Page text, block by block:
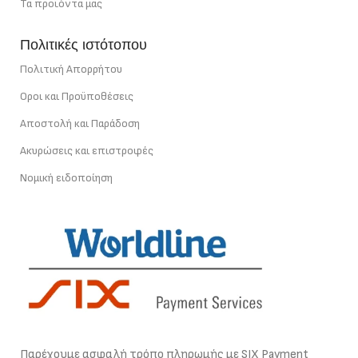
Τα προϊόντα μας
Πολιτικές ιστότοπου
Πολιτική Απορρήτου
Οροι και Προϋποθέσεις
Αποστολή και Παράδοση
Ακυρώσεις και επιστροφές
Νομική ειδοποίηση
Παρέχουμε ασφαλή τρόπο πληρωμής με SIX Payment